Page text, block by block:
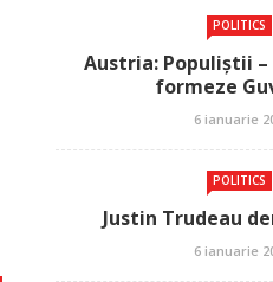
POLITICS
Austria: Populiștii
formeze
6 ianuarie
POLITICS
Justin Trudeau
6 ianuarie